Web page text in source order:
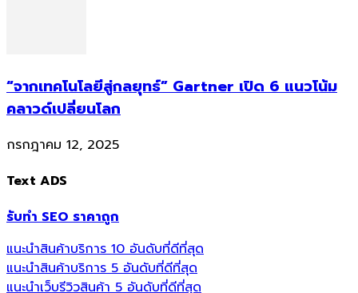
“จากเทคโนโลยีสู่กลยุทธ์” Gartner เปิด 6 แนวโน้ม
คลาวด์เปลี่ยนโลก
กรกฎาคม 12, 2025
Text ADS
รับทำ SEO ราคาถูก
แนะนำสินค้าบริการ 10 อันดับที่ดีที่สุด
แนะนำสินค้าบริการ 5 อันดับที่ดีที่สุด
แนะนำเว็บรีวิวสินค้า 5 อันดับที่ดีที่สุด